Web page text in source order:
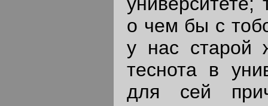
о чем бы с
у нас старой
теснота в
для сей